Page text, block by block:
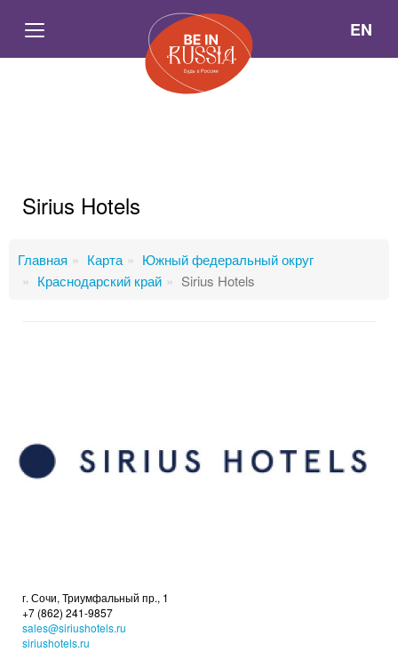
EN
Sirius Hotels
Главная Карта
Южный федеральный округ
Краснодарский край
Sirius Hotels
г. Сочи, Триумфальный пр., 1
+7 (862) 241-9857
sales@siriushotels.ru
siriushotels.ru